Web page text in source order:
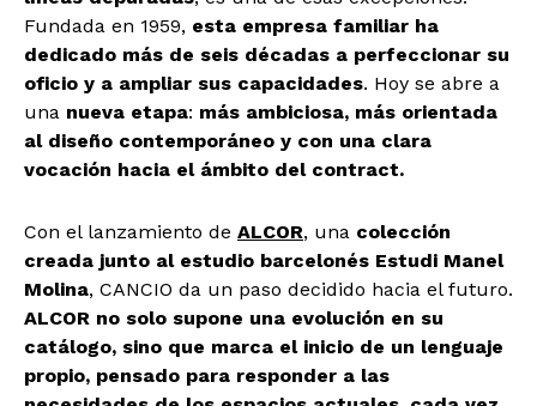
Fundada en 1959, esta empresa familiar ha
dedicado más de seis décadas a perfeccionar su
oficio y a ampliar sus capacidades. Hoy se abre a
una nueva etapa: más ambiciosa, más orientada
al diseño contemporáneo y con una clara
vocación hacia el ámbito del contract.
Con el lanzamiento de ALCOR, una colección
creada junto al estudio barcelonés Estudi Manel
Molina, CANCIO da un paso decidido hacia el futuro.
ALCOR no solo supone una evolución en su
catálogo, sino que marca el inicio de un lenguaje
propio, pensado para responder a las